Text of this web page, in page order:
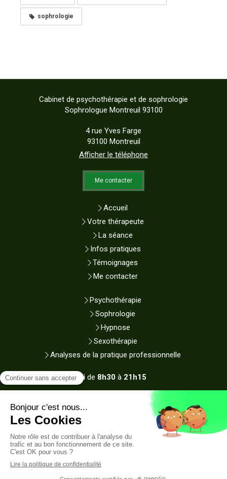
sophrologie
Cabinet de psychothérapie et de sophrologie
Sophrologue Montreuil 93100
4 rue Yves Farge
93100 Montreuil
Afficher le téléphone
Me contacter
Accueil
Votre thérapeute
La séance
Infos pratiques
Témoignages
Me contacter
Psychothérapie
Sophrologie
Hypnose
Sexothérapie
Analyses de la pratique professionnelle
DuLundiauSamedi de 8h30 à 21h15
Plan du site
Mentions légales